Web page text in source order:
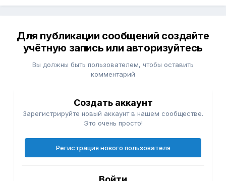
Для публикации сообщений создайте
учётную запись или авторизуйтесь
Вы должны быть пользователем, чтобы оставить
комментарий
Создать аккаунт
Зарегистрируйте новый аккаунт в нашем сообществе.
Это очень просто!
Регистрация нового пользователя